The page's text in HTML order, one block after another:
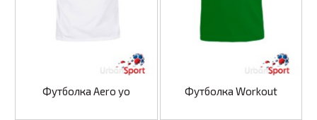
Футболка Aero yo Футболка Workout